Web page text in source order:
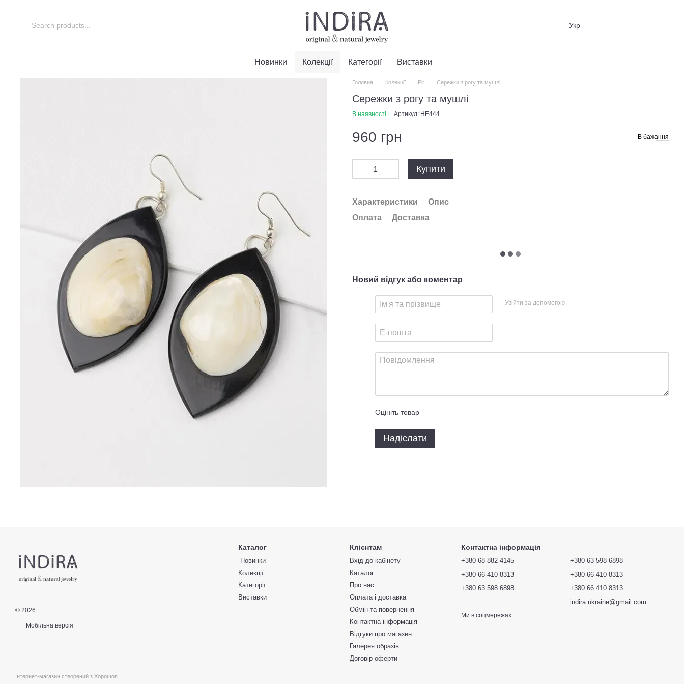
Укр
Новинки Колекції Категорії Виставки
Головна Колекції Ріг Сережки з рогу та мушлi
Сережки з рогу та мушлi
В наявності Артикул: HE444
960 грн В бажання
Купити
Характеристики
Опис
Оплата
Доставка
Новий відгук або коментар
Увійти за допомогою
Оцініть товар
Надіслати
© 2026
Мобільна версія
Інтернет-магазин створений з Хорошоп
Каталог
Новинки
Колекції
Категорії
Виставки
Клієнтам
Вхід до кабінету
Каталог
Про нас
Оплата і доставка
Обмін та повернення
Контактна інформація
Відгуки про магазин
Галерея образів
Договір оферти
Контактна інформація
+380 68 882 4145
+380 66 410 8313
+380 63 598 6898
+380 63 598 6898
+380 66 410 8313
+380 66 410 8313
indira.ukraine@gmail.com
Ми в соцмережах